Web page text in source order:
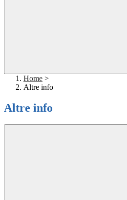
Home >
Altre info
Altre info